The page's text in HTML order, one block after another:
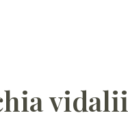
vidalii